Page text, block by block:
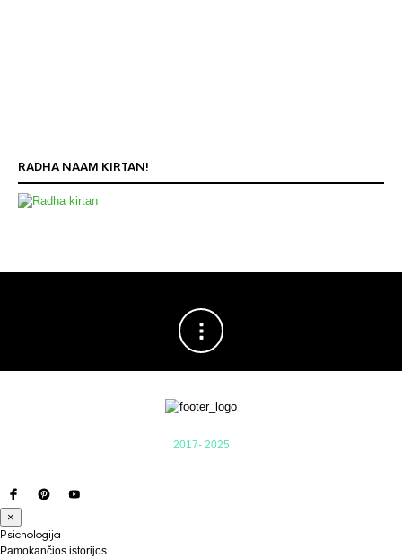
RADHA NAAM KIRTAN!
2017- 2025
×
Psichologija
Pamokančios istorijos